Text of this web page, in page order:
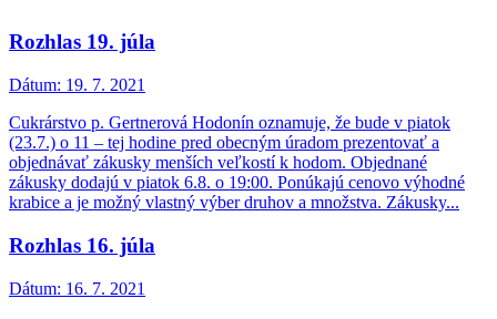
Rozhlas 19. júla
Dátum: 19. 7. 2021
Cukrárstvo p. Gertnerová Hodonín oznamuje, že bude v piatok
(23.7.) o 11 – tej hodine pred obecným úradom prezentovať a
objednávať zákusky menších veľkostí k hodom. Objednané
zákusky dodajú v piatok 6.8. o 19:00. Ponúkajú cenovo výhodné
krabice a je možný vlastný výber druhov a množstva. Zákusky...
Rozhlas 16. júla
Dátum: 16. 7. 2021